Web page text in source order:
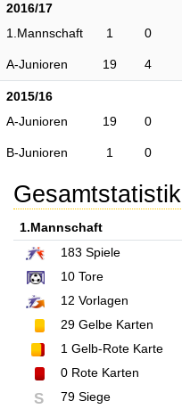
2016/17
1.Mannschaft
1 0
A-Junioren 19 4
2015/16
A-Junioren
19 0
B-Junioren 1 0
Gesamtstatistik
1.Mannschaft
183 Spiele
10 Tore
12 Vorlagen
29 Gelbe Karten
1 Gelb-Rote Karte
0 Rote Karten
S 79 Siege